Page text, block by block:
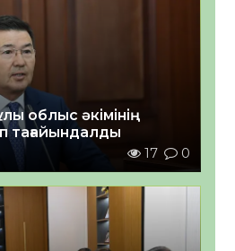
облыс әкімінің
тағайындалды
17 0